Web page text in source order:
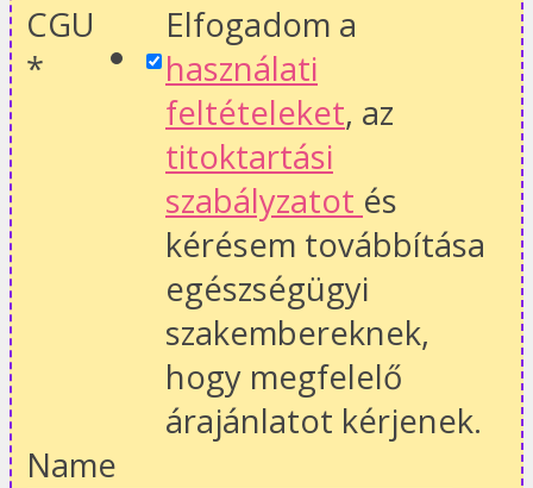
CGU
*
Elfogadom a
használati
feltételeket, az
titoktartási
szabályzatot és
kérésem továbbítása
egészségügyi
szakembereknek,
hogy megfelelő
árajánlatot kérjenek.
Name